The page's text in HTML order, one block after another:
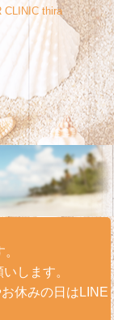
CLINIC thira
します。
休みの日はLINE